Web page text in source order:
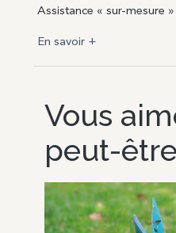
Assistance « sur-mesure »
En savoir +
Vous
peut-